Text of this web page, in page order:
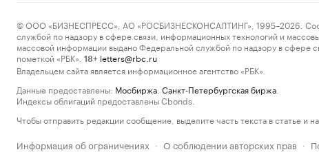
© ООО «БИЗНЕСПРЕСС», АО «РОСБИЗНЕСКОНСАЛТИНГ», 1995–2026.
службой по надзору в сфере связи, информационных технологий и
массовой информации выдано Федеральной службой по надзору в
пометкой «РБК».
18+ letters@rbc.ru
Владельцем сайта является информационное агентство «РБК».
Данные предоставлены: Мосбиржа Санкт-Петербургская биржа
Индексы облигаций предоставлены Cbonds.
Чтобы отправить редакции сообщение, выделите часть текста в статье и
Информация об ограничениях · О соблюдении авторских прав ·